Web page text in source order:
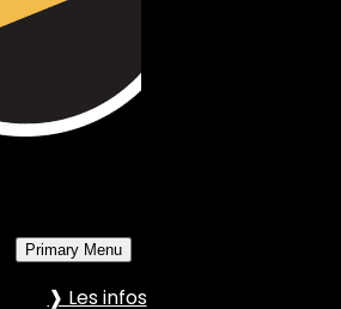
Primary Menu
❱ Les infos